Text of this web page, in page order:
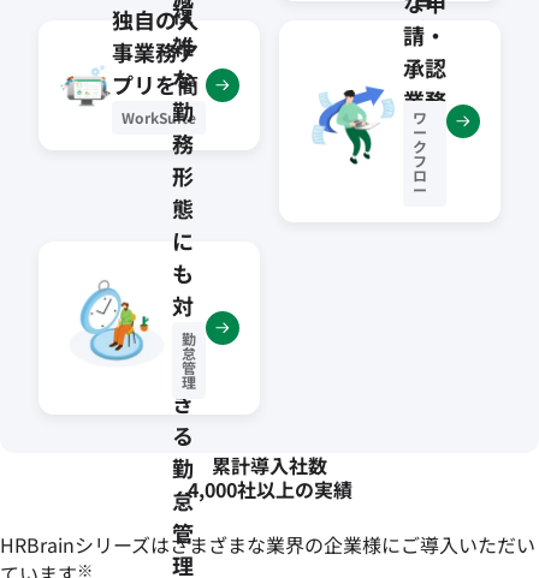
動
化
独自の人
事業務ア
プリを簡
単作成
WorkSuite
請・
承認
業務
を最
適化
ワ
ー
ク
フ
ロ
ー
複
雑
な
勤
務
形
態
に
も
対
応
で
き
る
勤
怠
管
理
勤
怠
管
理
累計導入社数
4,000社以上の実績
HRBrainシリーズはさまざまな業界の企業様にご導入いただい
※